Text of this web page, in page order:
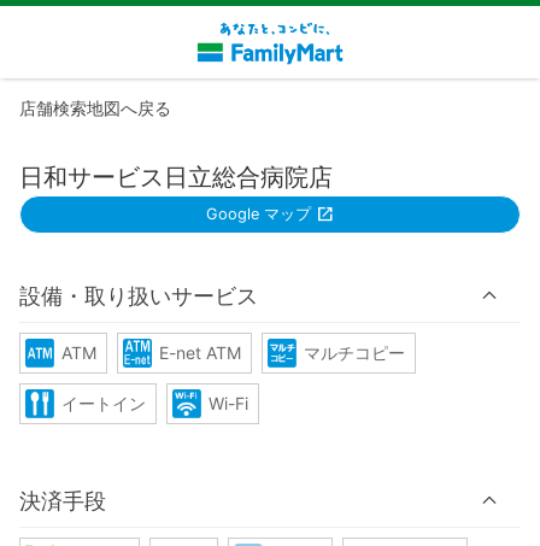
店舗検索地図へ戻る
日和サービス日立総合病院店
Google マップ
設備・取り扱いサービス
ATM E-net ATM マルチコピー
イートイン Wi-Fi
決済手段